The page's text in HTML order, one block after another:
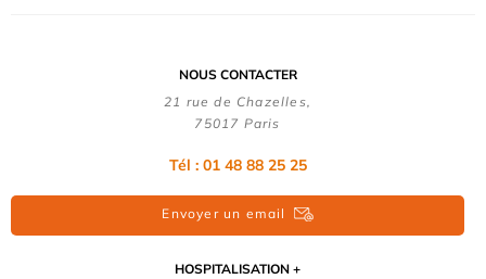
NOUS CONTACTER
21 rue de Chazelles,
75017 Paris
Tél : 01 48 88 25 25
Envoyer un email
HOSPITALISATION